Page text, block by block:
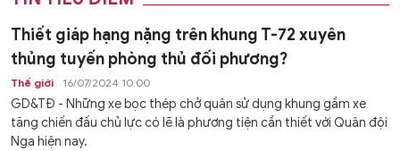
Thiết giáp hạng nặng trên khung T-72 xuyên
thủng tuyến phòng thủ đối phương?
Thế giới 16/07/2024 10:00
GD&TĐ - Những xe bọc thép chở quân sử dụng khung gầm xe
tăng chiến đấu chủ lực có lẽ là phương tiện cần thiết với Quân đội
Nga hiện nay.